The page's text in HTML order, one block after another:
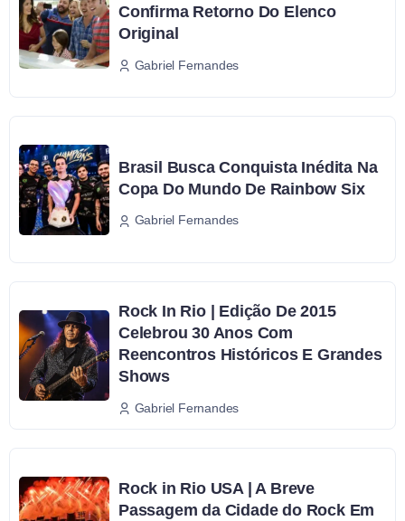
Confirma Retorno Do Elenco
Original
Gabriel Fernandes
Brasil Busca Conquista Inédita Na
Copa Do Mundo De Rainbow Six
Gabriel Fernandes
Rock In Rio | Edição De 2015
Celebrou 30 Anos Com
Reencontros Históricos E Grandes
Shows
Gabriel Fernandes
Rock in Rio USA | A Breve
Passagem da Cidade do Rock Em